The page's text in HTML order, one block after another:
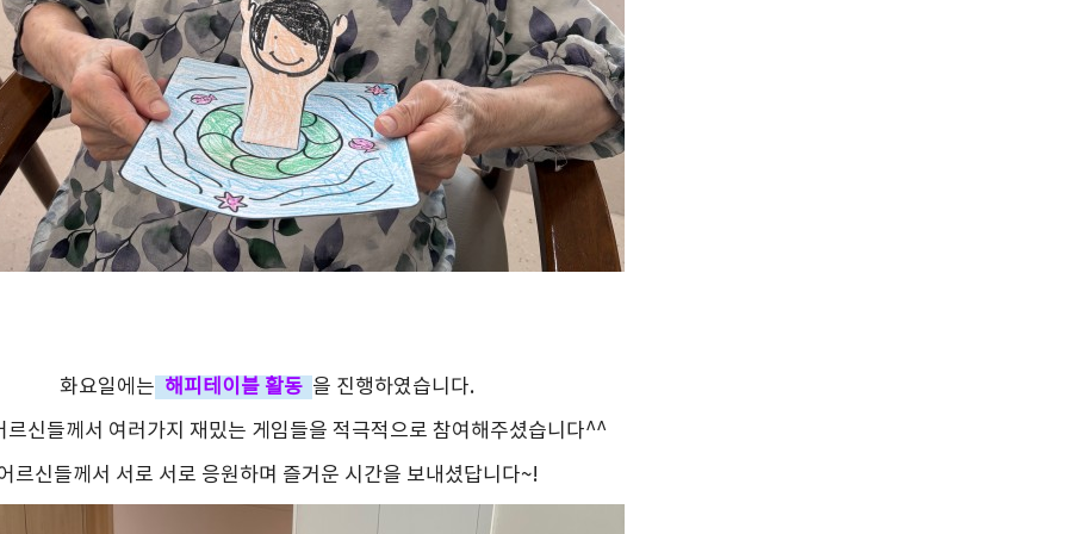
화요일에는 해피테이블 활동 을 진행하였습니다.
르신들께서 여러가지 재밌는 게임들을 적극적으로 참여해주셨습니다^^
르신들께서 서로 서로 응원하며 즐거운 시간을 보내셨답니다~!